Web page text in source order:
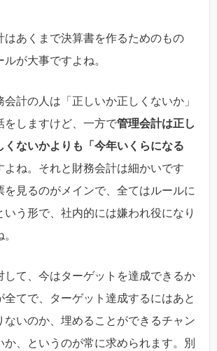
はあくまで決算書を作るためのもの
ルが大事ですよね。
会計の人は「正しいか正しくないか」
をしますけど、一方で管理会計は正し
くないかよりも「今年いくらになる
よね。それと財務会計は細かいです
を見るのがメインで、全てはルールに
いう形で、社内的には嫌われ役になり
して、今はターゲットを達成できるか
全てで、ターゲット達成するにはあと
ないのか、埋めることができるチャン
か、というのが常に求められます。別